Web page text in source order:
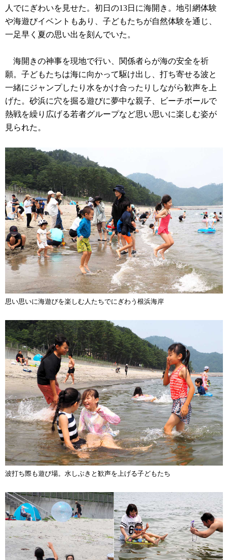
人でにぎわいを見せた。初日の13日に海開き。地引網体験
や海遊びイベントもあり、子どもたちが自然体験を通じ、
一足早く夏の思い出を刻んでいた。
海開きの神事を現地で行い、関係者らが海の安全を祈
願。子どもたちは海に向かって駆け出し、打ち寄せる波と
一緒にジャンプしたり水をかけ合ったりしながら歓声を上
げた。砂浜に穴を掘る遊びに夢中な親子、ビーチボールで
熱戦を繰り広げる若者グループなど思い思いに楽しむ姿が
見られた。
思い思いに海遊びを楽しむ人たちでにぎわう根浜海岸
波打ち際も遊び場。水しぶきと歓声を上げる子どもたち